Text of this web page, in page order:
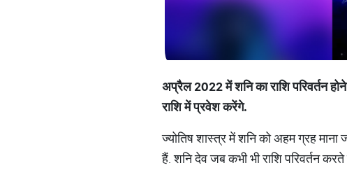
अप्रैल 2022 में शनि का राशि परिवर्तन
राशि में प्रवेश करेंगे.
ज्योतिष शास्त्र में शनि को अहम ग्रह
हैं. शनि देव जब कभी भी राशि परिवर्तन